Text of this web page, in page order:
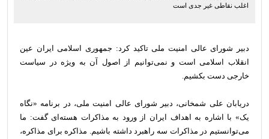
اغلب نقاطی غیر جدی است
دبیر شورای عالی امنیت ملی تاکید کرد: جمهوری اسلامی ایران عین
انقلاب اسلامی است و نمی‌توانیم از اصول آن به ویژه در سیاست
خارجی دست بکشیم.
دریابان علی شمخانی، دبیر شورای عالی امنیت ملی، در برنامه «نگاه
یک» با اشاره به اهداف ایران از ورود به مذاکرات هسته‌ای گفت: ما
می‌توانستیم در مذاکرات سه راهبرد داشته باشیم. مذاکره برای مذاکره،